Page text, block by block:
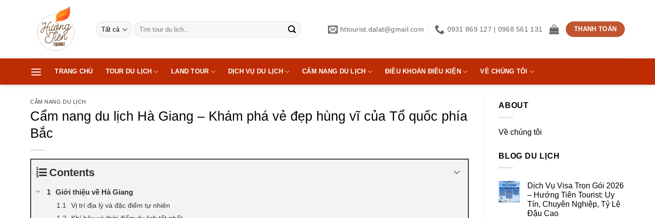
Tìm
kiếm:
httourist.dalat@gmail.com 0931 869 127 | 0968 561 131 THANH TOÁN
TRANG CHỦ TOUR DU LỊCH LAND TOUR DỊCH VỤ DU LỊCH CẨM NANG DU LỊCH ĐIỀU KHOẢN ĐIỀU KIỆN VỀ CHÚNG TÔI
CẨM NANG DU LỊCH
Cẩm nang du lịch Hà Giang – Khám phá vẻ đẹp hùng vĩ của Tổ quốc phía
Bắc
Contents
Giới thiệu về Hà Giang
Vị trí địa lý và đặc điểm tự nhiên
ABOUT
Về chúng tôi
BLOG DU LỊCH
Dịch Vụ Visa Trọn Gói 2026
– Hướng Tiên Tourist: Uy
Tín, Chuyên Nghiệp, Tỷ Lệ
Đậu Cao